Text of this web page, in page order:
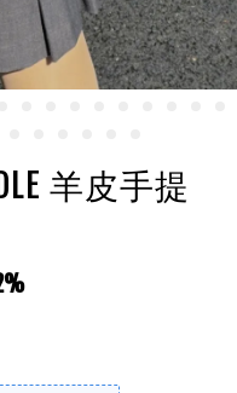
羊皮手提